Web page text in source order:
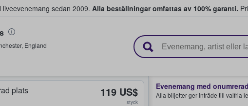
sedan 2009. Alla beställningar omfattas av 100% garanti.
säljer biljetter.
, England
plats 119 US$
styck
Evenemang med
Alla biljetter ger inträde till valfria